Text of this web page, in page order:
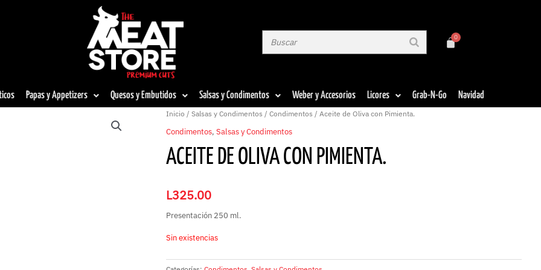
Papas y Appetizers Quesos y Embutidos Salsas y Condimentos Weber y Accesorios Licores Grab-N-Go Navidad
Inicio /Salsas y Condimentos /Condimentos / Aceite de Oliva con Pimienta.
Condimentos,Salsas y Condimentos
ACEITE DE OLIVA CON PIMIENTA.
L325.00
Presentación 250 ml.
Sin existencias